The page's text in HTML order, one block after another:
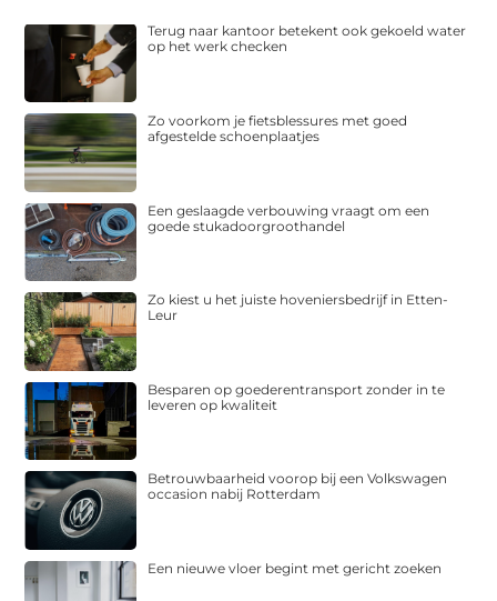
Terug naar kantoor betekent ook gekoeld water
op het werk checken
Zo voorkom je fietsblessures met goed
afgestelde schoenplaatjes
Een geslaagde verbouwing vraagt om een
goede stukadoorgroothandel
Zo kiest u het juiste hoveniersbedrijf in Etten-
Leur
Besparen op goederentransport zonder in te
leveren op kwaliteit
Betrouwbaarheid voorop bij een Volkswagen
occasion nabij Rotterdam
Een nieuwe vloer begint met gericht zoeken